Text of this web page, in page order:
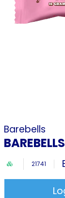
Barebells
21741